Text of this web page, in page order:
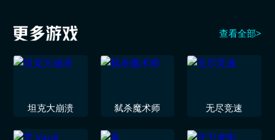
查看全部>
坦克大崩溃 弑杀魔术师 无尽竞速